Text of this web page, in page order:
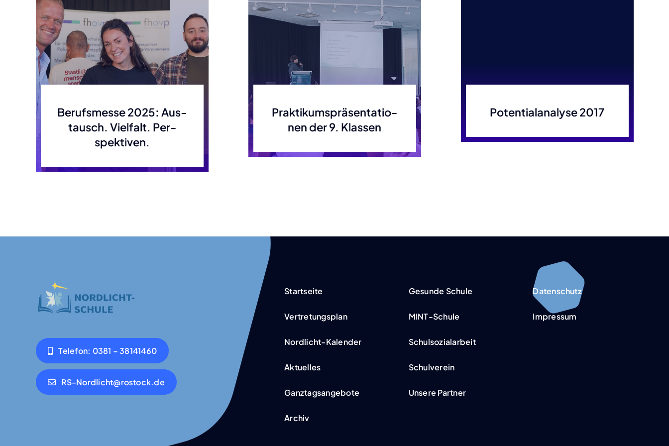
Berufs­mes­se 2025: Aus­
tausch. Viel­falt. Per­
spek­ti­ven.
Prak­ti­kums­prä­sen­ta­tio­
nen der 9. Klas­sen
Poten­ti­al­ana­ly­se 2017
Tele­fon: 0381 – 38141460
RS-Nordlicht@rostock.de
Start­sei­te
Ver­tre­tungs­plan
Nor­­d­­­licht-Kalen­­­der
Aktu­el­les
Ganz­tags­an­ge­bo­te
Archiv
Gesun­de Schu­le
MINT-Schu­­­le
Schul­so­zi­al­ar­beit
Schul­ver­ein
Unse­re Part­ner
Daten­schutz
Impres­sum